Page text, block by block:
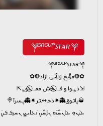
11 034 members, 582 online
༆ᴳᴿᴼᵁᴾꜱᴛᴀʀ༆
༆ᴳᴿᴼᵁᴾꜱᴛᴀʀ༆
✿❂مـ₰ـخ زنـ₰ـی ازاد❂✿
⇲د؏ــوا و فـــ⃠ــحش ممــ⃠ــنو؏⇱
🥃پاتــوق👻✷دخـ↭ـتـر✷👻پــسرآ🍭
ܥࡅ߭ܢ̣ܘ ܥ‌‌ߊ‌ܢܚ݅ࡅ߳ܘ ܢ̣ߊ‌ܚ݅ࡍ ࡅ߭ܥ‌‌ߊ‌ܝ‌ܨ ܢܚࡅ࡙ܭ ܭࡍ߭